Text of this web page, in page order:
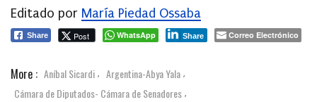
Editado por María Piedad Ossaba
Share Post WhatsApp Share Correo Electrónico
More : Aníbal Sicardi , Argentina-Abya Yala ,
Cámara de Diputados- Cámara de Senadores ,